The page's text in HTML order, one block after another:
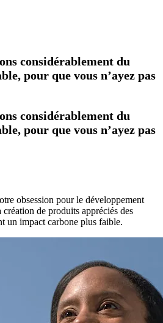
considérablement du
pour que vous n’ayez pas
considérablement du
pour que vous n’ayez pas
obsession pour le développement
de produits appréciés des
un impact carbone plus faible.